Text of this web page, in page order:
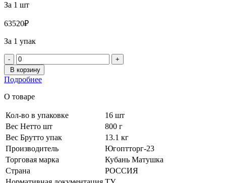
За 1 шт
63520₽
За 1 упак
-
+
В корзину
Подробнее
О товаре
Кол-во в упаковке
16 шт
Вес Нетто шт
800 г
Вес Брутто упак
13.1 кг
Производитель
Югоптторг-23
Торговая марка
Кубань Матушка
Страна
РОССИЯ